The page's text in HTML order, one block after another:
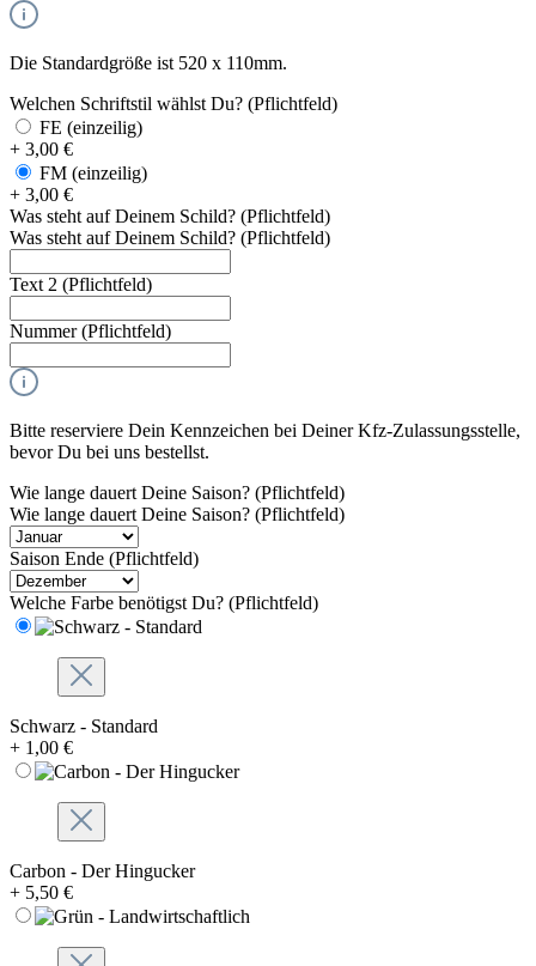
Die Standardgröße ist 520 x 110mm.
Welchen Schriftstil wählst Du? (Pflichtfeld)
FE (einzeilig)
+ 3,00 €
FM (einzeilig)
+ 3,00 €
Was steht auf Deinem Schild? (Pflichtfeld)
Was steht auf Deinem Schild? (Pflichtfeld)
Text 2 (Pflichtfeld)
Nummer(Pflichtfeld)
Bitte reserviere Dein Kennzeichen bei Deiner Kfz-Zulassungsstelle,
bevor Du bei uns bestellst.
Wie lange dauert Deine Saison? (Pflichtfeld)
Wie lange dauert Deine Saison? (Pflichtfeld)
Saison Ende (Pflichtfeld)
Welche Farbe benötigst Du? (Pflichtfeld)
Schwarz - Standard
+ 1,00 €
Carbon - Der Hingucker
+ 5,50 €